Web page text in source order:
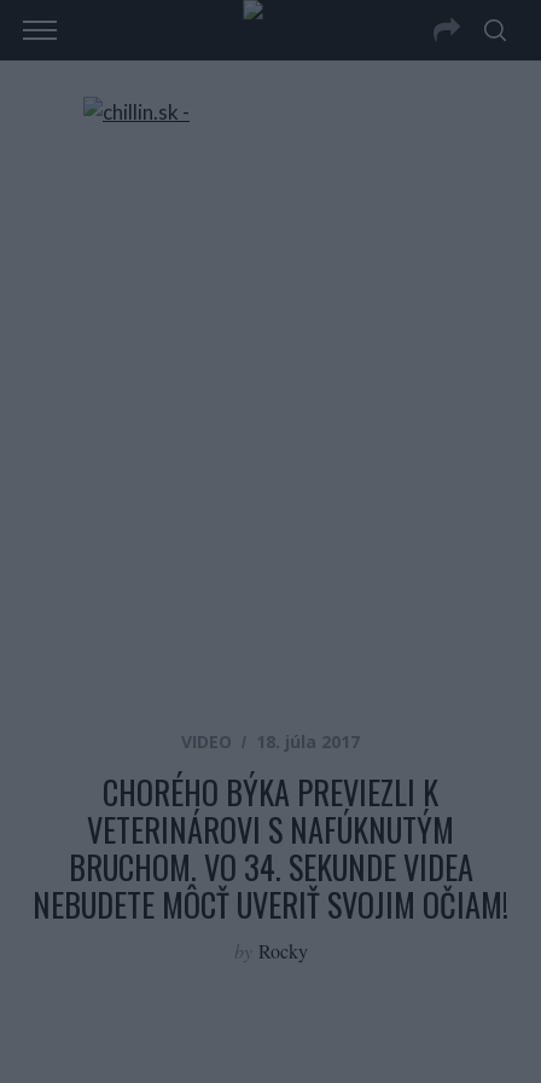
VIDEO 18. júla 2017
CHORÉHO BÝKA PREVIEZLI K
VETERINÁROVI S NAFÚKNUTÝM
BRUCHOM. VO 34. SEKUNDE VIDEA
NEBUDETE MÔCŤ UVERIŤ SVOJIM OČIAM!
by Rocky